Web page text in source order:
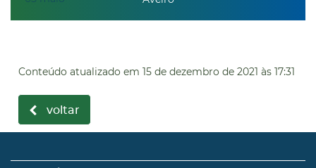
Conteúdo atualizado em 15 de dezembro de 2021 às 17:31
voltar